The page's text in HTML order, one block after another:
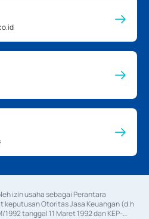
izin usaha sebagai Perantara
keputusan Otoritas Jasa Keuangan (d.h
1992 tanggal 11 Maret 1992 dan KEP-